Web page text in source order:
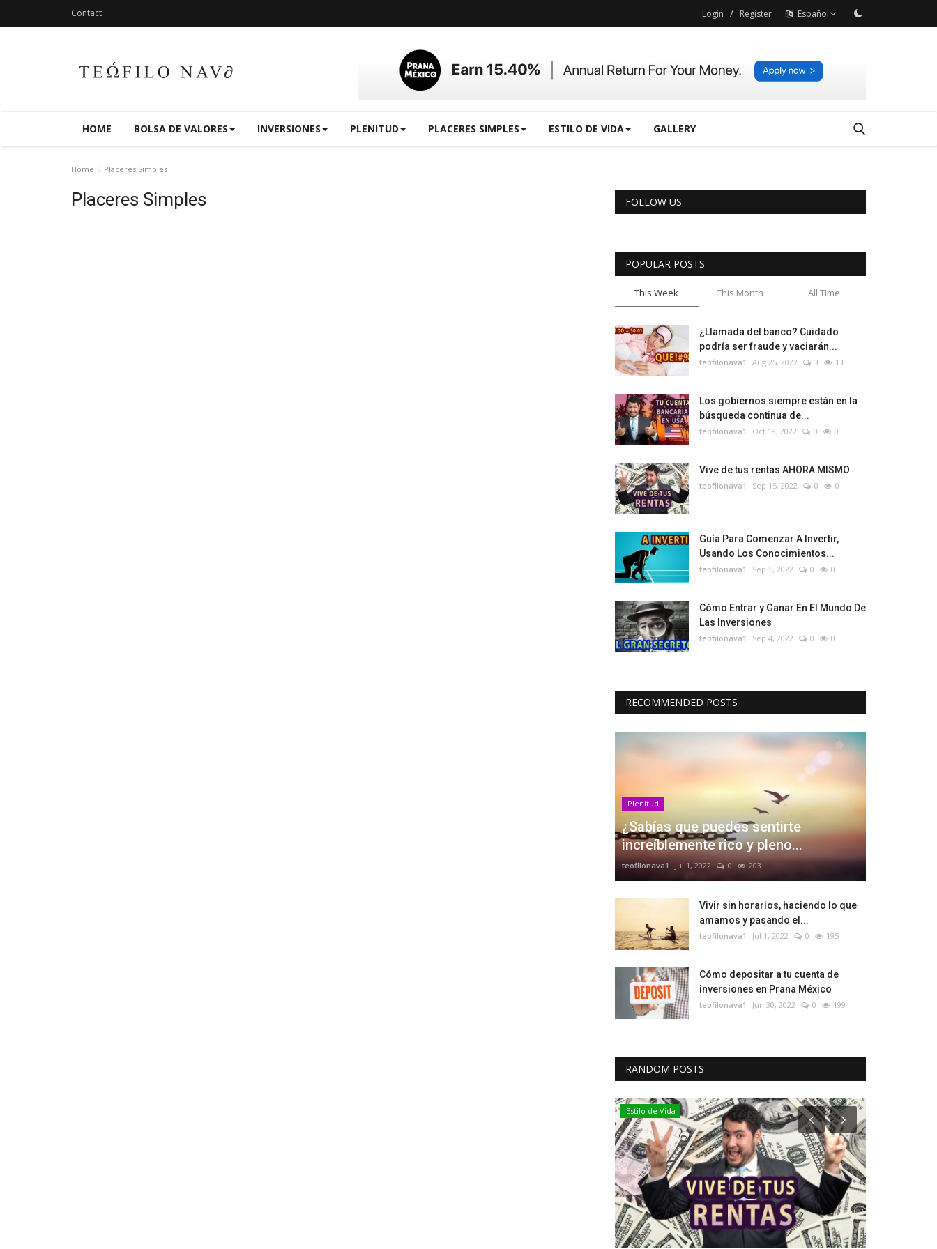
Contact Login / Register Español
HOME BOLSA DE VALORES INVERSIONES PLENITUD PLACERES SIMPLES ESTILO DE VIDA GALLERY
Home Placeres Simples
Placeres Simples FOLLOW US
POPULAR POSTS
This Week This Month All Time
¿Llamada del banco? Cuidado
podría ser fraude y vaciarán...
teofilonava1 Aug 25, 2022 3 13
Los gobiernos siempre están en la
búsqueda continua de...
teofilonava1 Oct 19, 2022 0 0
Vive de tus rentas AHORA MISMO
teofilonava1 Sep 15, 2022 0 0
Guía Para Comenzar A Invertir,
Usando Los Conocimientos...
teofilonava1 Sep 5, 2022 0 0
Cómo Entrar y Ganar En El Mundo De
Las Inversiones
teofilonava1 Sep 4, 2022 0 0
RECOMMENDED POSTS
Plenitud
¿Sabías que puedes sentirte
increíblemente rico y pleno...
teofilonava1 Jul 1, 2022 0 203
Vivir sin horarios, haciendo lo que
amamos y pasando el...
teofilonava1 Jul 1, 2022 0 195
Cómo depositar a tu cuenta de
inversiones en Prana México
teofilonava1 Jun 30, 2022 0 199
RANDOM POSTS
Inversiones